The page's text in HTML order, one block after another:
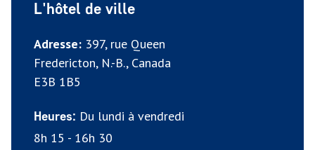
L'hôtel de ville
Adresse: 397, rue Queen
Fredericton, N.-B., Canada
E3B 1B5
Heures: Du lundi à vendredi
8h 15 - 16h 30